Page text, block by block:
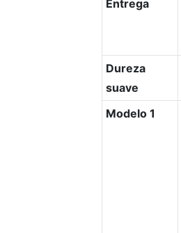
Entrega
Dureza
suave
Modelo 1